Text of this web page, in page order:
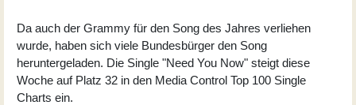
Da auch der Grammy für den Song des Jahres verliehen
wurde, haben sich viele Bundesbürger den Song
heruntergeladen. Die Single "Need You Now" steigt diese
Woche auf Platz 32 in den Media Control Top 100 Single
Charts ein.